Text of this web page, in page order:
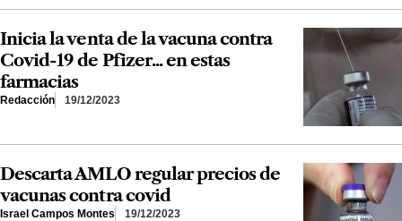
Inicia la venta de la vacuna contra
Covid-19 de Pfizer... en estas
farmacias
Redacción 19/12/2023
Descarta AMLO regular precios de
vacunas contra covid
Israel Campos Montes 19/12/2023